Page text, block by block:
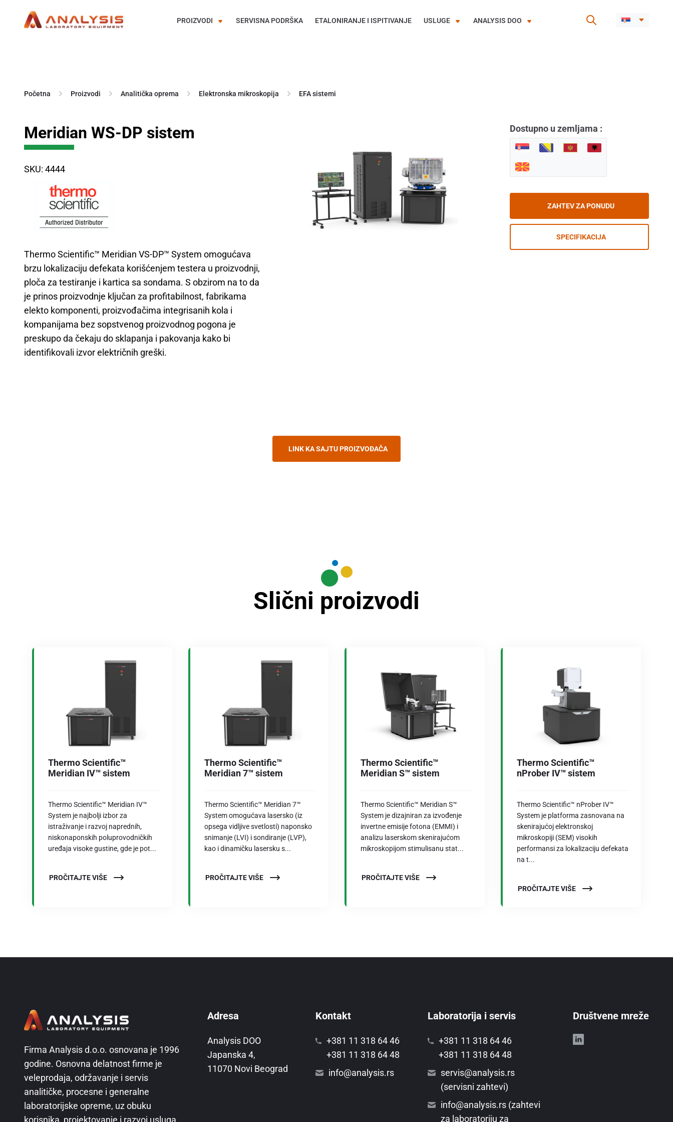
PROIZVODI SERVISNA PODRŠKA ETALONIRANJE I ISPITIVANJE USLUGE ANALYSIS DOO
Početna Proizvodi Analitička oprema Elektronska mikroskopija EFA sistemi
Meridian WS-DP sistem
SKU: 4444
Thermo Scientific™ Meridian VS-DP™ System omogućava
brzu lokalizaciju defekata korišćenjem testera u proizvodnji,
ploča za testiranje i kartica sa sondama. S obzirom na to da
je prinos proizvodnje ključan za profitabilnost, fabrikama
elekto komponenti, proizvođačima integrisanih kola i
kompanijama bez sopstvenog proizvodnog pogona je
preskupo da čekaju do sklapanja i pakovanja kako bi
identifikovali izvor električnih greški.
Dostupno u zemljama :
ZAHTEV ZA PONUDU
SPECIFIKACIJA
LINK KA SAJTU PROIZVOĐAČA
Slični proizvodi
Thermo Scientific™
Meridian IV™ sistem
Thermo Scientific™ Meridian IV™
System je najbolji izbor za
istraživanje i razvoj naprednih,
niskonaponskih poluprovodničkih
uređaja visoke gustine, gde je pot...
PROČITAJTE VIŠE
Thermo Scientific™
Meridian 7™ sistem
Thermo Scientific™ Meridian 7™
System omogućava lasersko (iz
opsega vidljive svetlosti) naponsko
snimanje (LVI) i sondiranje (LVP),
kao i dinamičku lasersku s...
PROČITAJTE VIŠE
Thermo Scientific™
Meridian S™ sistem
Thermo Scientific™ Meridian S™
System je dizajniran za izvođenje
invertne emisije fotona (EMMI) i
analizu laserskom skenirajućom
mikroskopijom stimulisanu stat...
PROČITAJTE VIŠE
Thermo Scientific™
nProber IV™ sistem
Thermo Scientific™ nProber IV™
System je platforma zasnovana na
skenirajućoj elektronskoj
mikroskopiji (SEM) visokih
performansi za lokalizaciju defekata
na t...
PROČITAJTE VIŠE
Firma Analysis d.o.o. osnovana je 1996
godine. Osnovna delatnost firme je
veleprodaja, održavanje i servis
analitičke, procesne i generalne
laboratorijske opreme, uz obuku
korisnika, projektovanje i razvoj usluga
Adresa
Analysis DOO
Japanska 4,
11070 Novi Beograd
Kontakt
+381 11 318 64 46
+381 11 318 64 48
info@analysis.rs
Laboratorija i servis
+381 11 318 64 46
+381 11 318 64 48
servis@analysis.rs
(servisni zahtevi)
info@analysis.rs (zahtevi
za laboratoriju za
Društvene mreže